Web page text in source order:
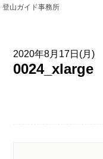
登山ガイド事務所
2020年8月17日(月)
0024_xlarge